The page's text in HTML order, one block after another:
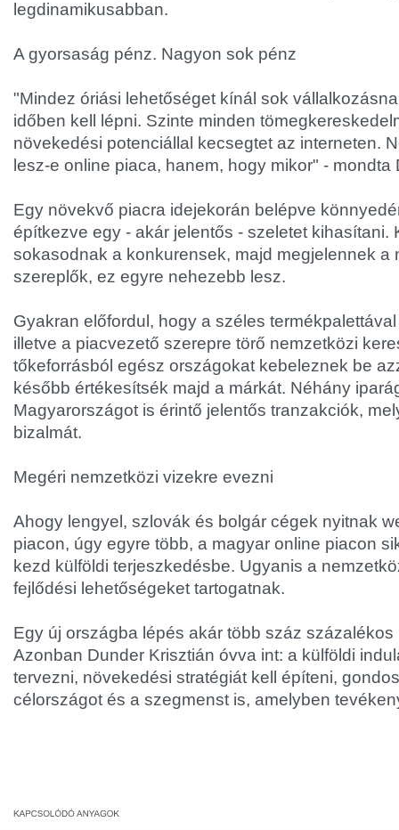
legdinamikusabban.
A gyorsaság pénz. Nagyon sok pénz
"Mindez óriási lehetőséget kínál sok
időben kell lépni. Szinte minden
növekedési potenciállal kecsegtet az interneten.
lesz-e online piaca, hanem, hogy mikor" - mondta
Egy növekvő piacra idejekorán belépve
építkezve egy - akár jelentős - szeletet kihasítani.
sokasodnak a konkurensek, majd megjelennek a
szereplők, ez egyre nehezebb lesz.
Gyakran előfordul, hogy a széles
illetve a piacvezető szerepre törő nemzetközi
tőkeforrásból egész országokat kebeleznek be
később értékesítsék majd a márkát. Néhány
Magyarországot is érintő jelentős tranzakciók,
bizalmát.
Megéri nemzetközi vizekre evezni
Ahogy lengyel, szlovák és bolgár cégek nyitnak
piacon, úgy egyre több, a magyar online piacon
kezd külföldi terjeszkedésbe. Ugyanis a
fejlődési lehetőségeket tartogatnak.
Egy új országba lépés akár több száz
Azonban Dunder Krisztián óvva int: a külföldi
tervezni, növekedési stratégiát kell építeni,
célországot és a szegmenst is, amelyben